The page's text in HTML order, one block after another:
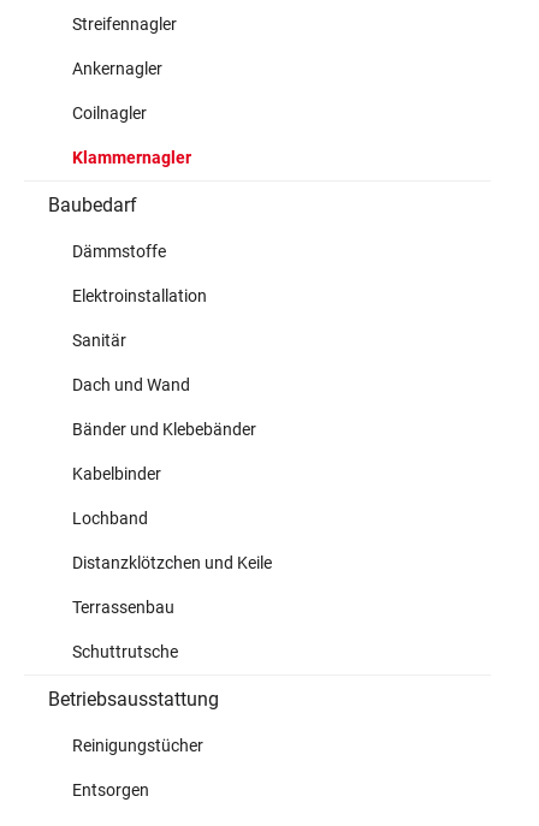
Streifennagler
Ankernagler
Coilnagler
Klammernagler
Baubedarf
Dämmstoffe
Elektroinstallation
Sanitär
Dach und Wand
Bänder und Klebebänder
Kabelbinder
Lochband
Distanzklötzchen und Keile
Terrassenbau
Schuttrutsche
Betriebsausstattung
Reinigungstücher
Entsorgen